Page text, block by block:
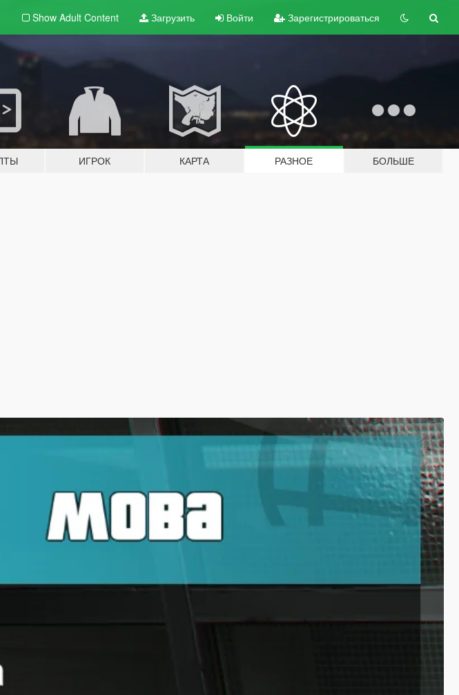
Show Adult Content Загрузить Войти Зарегистрироваться
ИГРОК КАРТА РАЗНОЕ БОЛЬШЕ